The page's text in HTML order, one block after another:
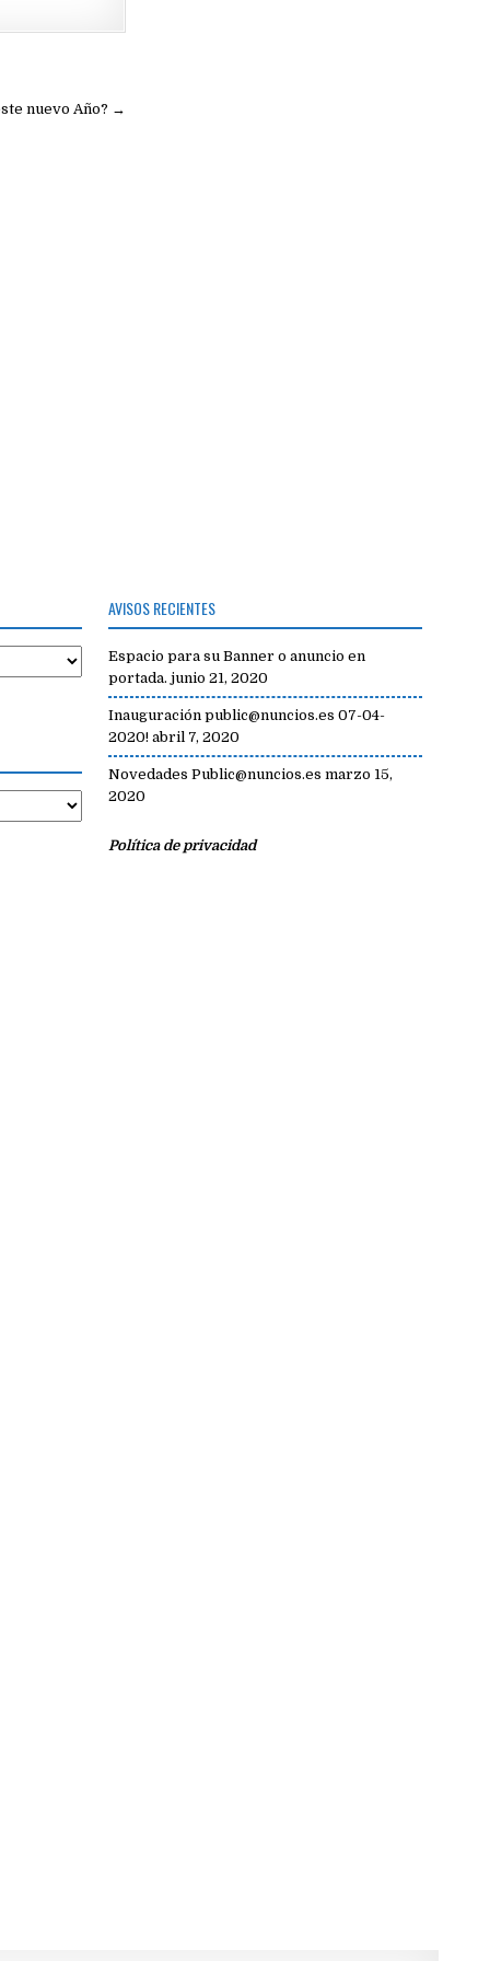
nuevo Año? →
AVISOS RECIENTES
Espacio para su Banner o anuncio en
portada. junio 21, 2020
Inauguración public@nuncios.es 07-04-
2020! abril 7, 2020
Novedades Public@nuncios.es marzo 15,
2020
Política de privacidad